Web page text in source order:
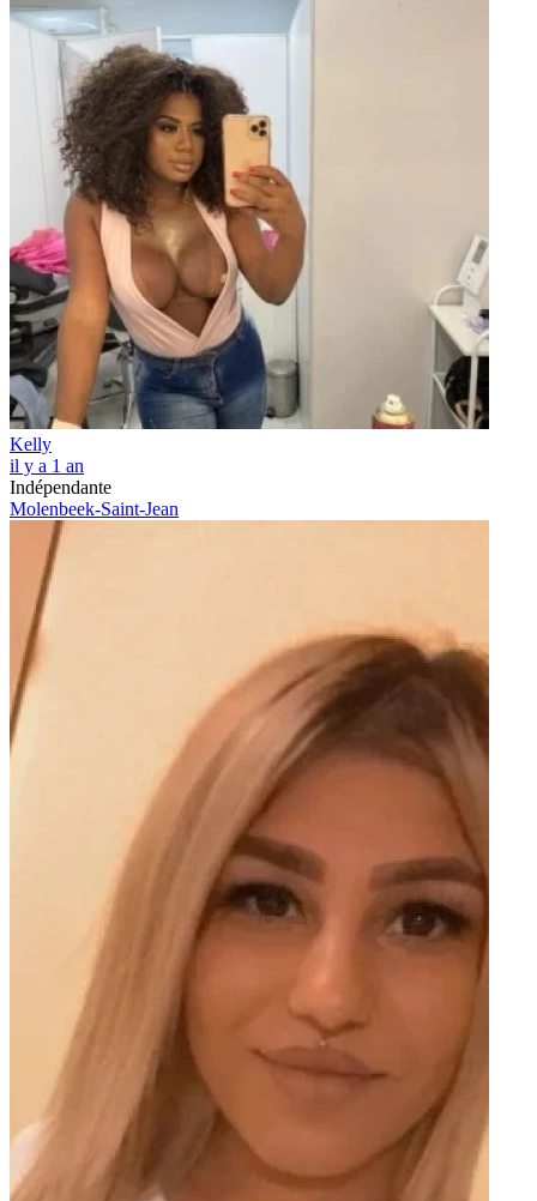
Kelly
il y a 1 an
Indépendante
Molenbeek-Saint-Jean